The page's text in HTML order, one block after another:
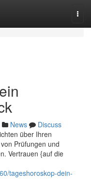
News
Discuss
über Ihren
Prüfungen und
Vertrauen {auf die
tageshoroskop-dein-